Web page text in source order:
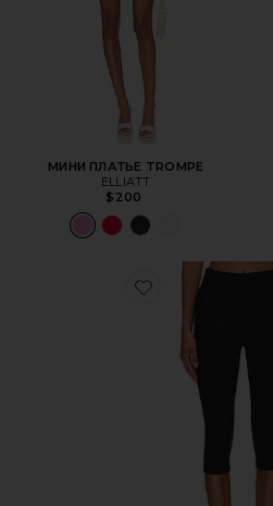
МИНИ ПЛАТЬЕ TROMPE
ELLIATT
$200
Favorite КАПРИ CHAYA